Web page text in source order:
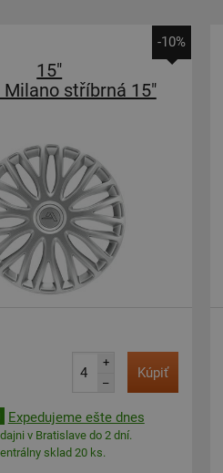
-10%
15"
Milano stříbrná 15"
+
–
Kúpiť
Expedujeme ešte dnes
v Bratislave do 2 dní.
sklad 20 ks.